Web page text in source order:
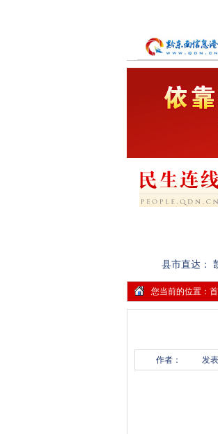
县市直达：
您当前的位置：
作者： 发